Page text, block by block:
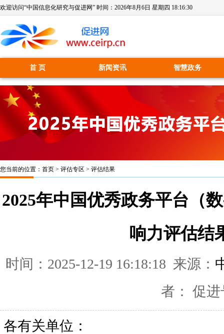
欢迎访问“中国信息化研究与促进网” 时间： 2026年8月6日 星期四 18:16:31
首 页 新闻资讯 智慧政务
您当前的位置： 首页 > 评估专区 > 评估结果
2025年中国优秀政务平台（
响力评估结
时间：2025-12-19 16:18:18 来源：
者： 促进
各有关单位：